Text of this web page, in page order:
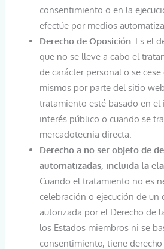
consentimiento o en la
efectúe por medios
Derecho de Oposición: Es el
que no se lleve a cabo el
de carácter personal o se
mismos por parte del sitio
tratamiento esté basado en
interés público o cuando se
mercadotecnia directa.
Derecho a no ser objeto de
automatizadas, incluida la
Cuando el tratamiento no es
celebración o ejecución de un
autorizada por el Derecho de
los Estados miembros ni se
consentimiento, tiene